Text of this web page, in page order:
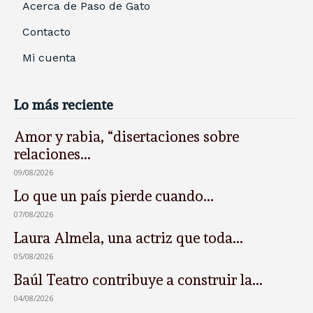
Acerca de Paso de Gato
Contacto
Mi cuenta
Lo más reciente
Amor y rabia, “disertaciones sobre
relaciones...
09/08/2026
Lo que un país pierde cuando...
07/08/2026
Laura Almela, una actriz que toda...
05/08/2026
Baúl Teatro contribuye a construir la...
04/08/2026